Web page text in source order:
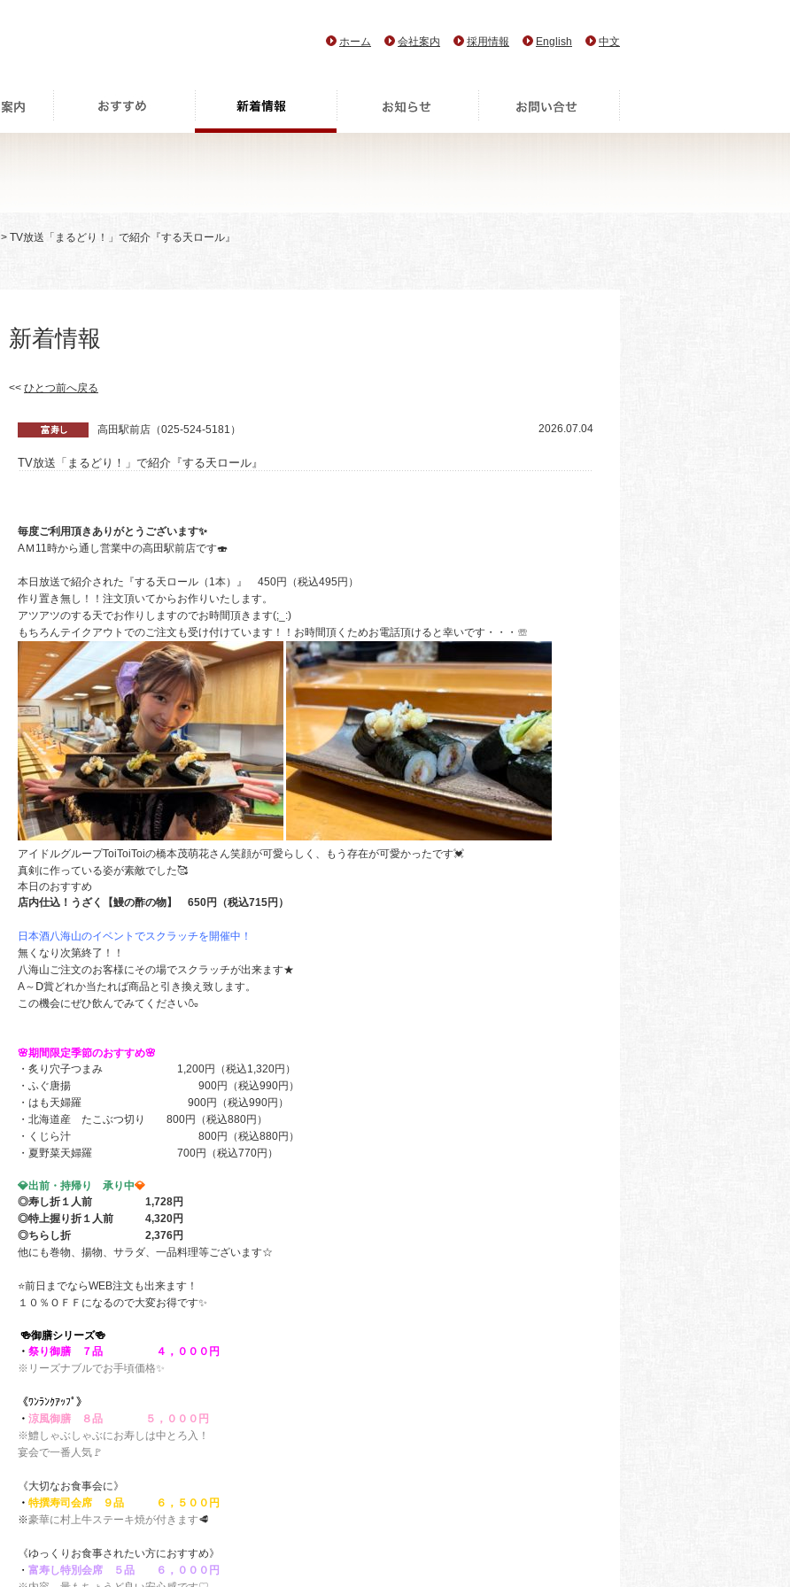
ホーム 会社案内 採用情報 English 中文
> TV放送「まるどり！」で紹介『する天ロール』
新着情報
<< ひとつ前へ戻る
高田駅前店（025-524-5181） 2026.07.04
TV放送「まるどり！」で紹介『する天ロール』
毎度ご利用頂きありがとうございます✨
АＭ11時から通し営業中の高田駅前店です🍣
本日放送で紹介された『する天ロール（1本）』 450円（税込495円）
作り置き無し！！注文頂いてからお作りいたします。
アツアツのする天でお作りしますのでお時間頂きます(;_:)
もちろんテイクアウトでのご注文も受け付けています！！お時間頂くためお電話頂けると幸いです・・・☏
アイドルグループToiToiToiの橋本茂萌花さん笑顔が可愛らしく、もう存在が可愛かったです💓
真剣に作っている姿が素敵でした🥰
本日のおすすめ
店内仕込！うざく【鰻の酢の物】 650円（税込715円）
日本酒八海山のイベントでスクラッチを開催中！
無くなり次第終了！！
八海山ご注文のお客様にその場でスクラッチが出来ます★
A～Ⅾ賞どれか当たれば商品と引き換え致します。
この機会にぜひ飲んでみてください🍶
🌸期間限定季節のおすすめ🌸
・炙り穴子つまみ 1,200円（税込1,320円）
・ふぐ唐揚 900円（税込990円）
・はも天婦羅 900円（税込990円）
・北海道産 たこぶつ切り 800円（税込880円）
・くじら汁 800円（税込880円）
・夏野菜天婦羅 700円（税込770円）
💎出前・持帰り 承り中💎
◎寿し折１人前 1,728円
◎特上握り折１人前 4,320円
◎ちらし折 2,376円
他にも巻物、揚物、サラダ、一品料理等ございます☆
⭐前日までならWEB注文も出来ます！
１０％ＯＦＦになるので大変お得です✨
🍻御膳シリーズ🍻
・ 祭り御膳７品 ４，０００円
※リーズナブルでお手頃価格✨
《ﾜﾝﾗﾝｸｱｯﾌﾟ》
・ 涼風御膳 ８品 ５，０００円
※鱧しゃぶしゃぶにお寿しは中とろ入！
宴会で一番人気🚩
《大切なお食事会に》
・ 特撰寿司会席 ９品 ６，５００円
※豪華に村上牛ステーキ焼が付きます🥩
《ゆっくりお食事されたい方におすすめ》
・ 富寿し特別会席 ５品 ６，０００円